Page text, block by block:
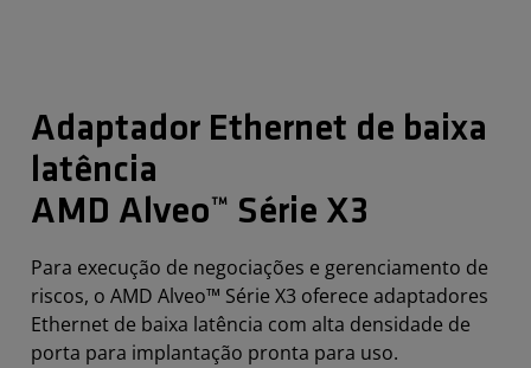
Adaptador Ethernet de baixa
latência
AMD Alveo™ Série X3
Para execução de negociações e gerenciamento de
riscos, o AMD Alveo™ Série X3 oferece adaptadores
Ethernet de baixa latência com alta densidade de
porta para implantação pronta para uso.